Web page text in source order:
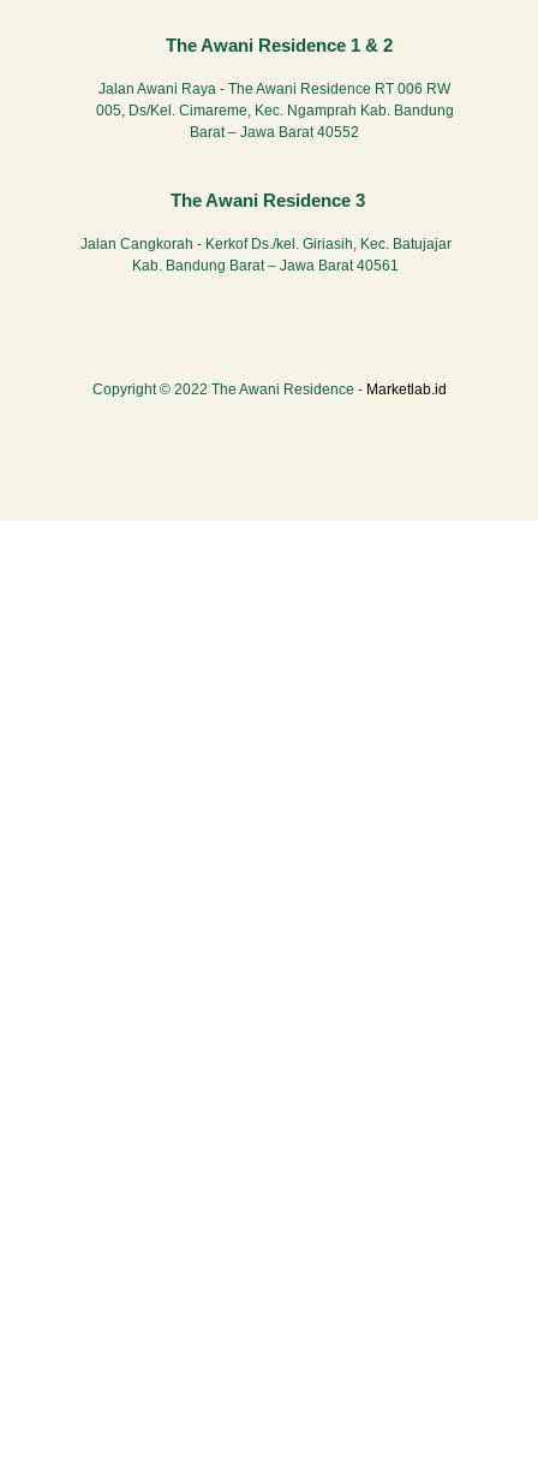
The Awani Residence 1 & 2
Jalan Awani Raya - The Awani Residence RT 006 RW
005, Ds/Kel. Cimareme, Kec. Ngamprah Kab. Bandung
Barat – Jawa Barat 40552
The Awani Residence 3
Jalan Cangkorah - Kerkof Ds./kel. Giriasih, Kec. Batujajar
Kab. Bandung Barat – Jawa Barat 40561
Copyright © 2022 The Awani Residence - Marketlab.id